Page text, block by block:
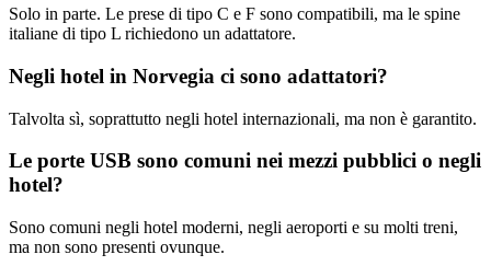
Solo in parte. Le prese di tipo C e F sono compatibili, ma le spine
italiane di tipo L richiedono un adattatore.
Negli hotel in Norvegia ci sono adattatori?
Talvolta sì, soprattutto negli hotel internazionali, ma non è garantito.
Le porte USB sono comuni nei mezzi pubblici o negli
hotel?
Sono comuni negli hotel moderni, negli aeroporti e su molti treni,
ma non sono presenti ovunque.